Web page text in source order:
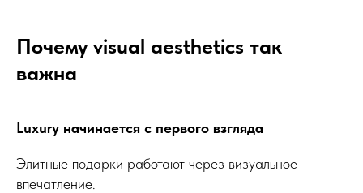
Почему visual aesthetics так
важна
Luxury начинается с первого взгляда
Элитные подарки работают через визуальное
впечатление.